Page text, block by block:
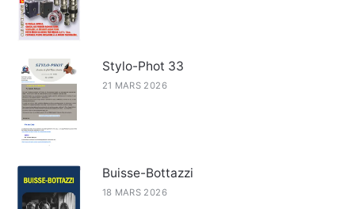
Stylo-Phot 33
21 MARS 2026
Buisse-Bottazzi
18 MARS 2026